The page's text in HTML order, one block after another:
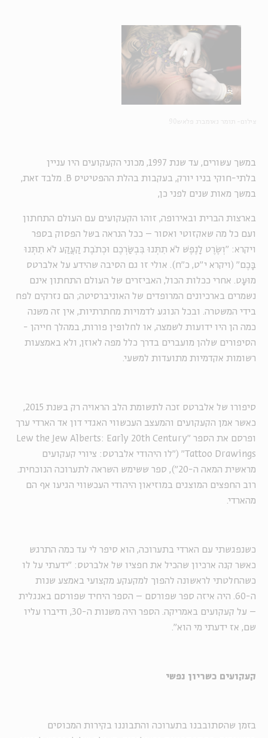
במשך עשורים, עד שנת 1997, מכוני הקעקועים היו עניין
בלתי-חוקי בניו יורק, בעקבות בהלת ההפטיטיס B
. מלבד זאת,
במשך מאות שנים לפני כן,
בארצות הברית ובאירופה, זוהו הקעקועים עם העולם התחתון
ועם כל מה שאקזוטי ואסור – ככל הנראה בשל הפסוק בספר
ויקרא: "וְשֶׂרֶט לָנֶפֶשׁ לֹא תִתְּנוּ בִּבְשַׂרְכֶם וּכְתֹבֶת קַעֲקַע לֹא תִתְּנוּ
בָּכֶם" (ויקרא י"ט, כ"ח). אולי זו גם הסיבה שהידע על אלברטס
מוּעָט. אחרי ככלות הכול, האביזרים של העולם התחתון אינם
נשמרים בארכיונים המרופדים של האוניברסיטה; הם נזרקים לפח
בידי המשטרה. ובכל הנוגע לדמויות מחתרתיות, אין זה משנה
כמה הן היו ידועות לשמצה, או לחלופין פורות, במהלך חייהן -
הסיפורים שלהן מועברים בדרך כלל מפה לאוזן, ולא באמצעות
רשומות אקדמיות מתועדות למשעי.
סיפורו של אלברטס זכה לתשומת הלב הראויה רק בשנת 2015,
כאשר אמן הקעקועים והמעצב העכשווי האגדי דון אד הארדי ערך
ופרסם את הספר "Lew the Jew Alberts: Early 20th Century
Tattoo Drawings " ("לו היהודי אלברטס: ציורי קעקועים
מראשית המאה ה-20"), ספר ששימש השראה לתערוכה הנוכחית.
רוב החפצים המוצגים במוזיאון היהודי העכשווי הגיעו אף הם
מהארדי.
כשנפגשתי עם הארדי בתערוכה, הוא סיפר לי עד כמה התרגש
כאשר קנה ארכיון שהכיל את חפציו של אלברטס: "ידעתי על לו
כשהחלטתי לראשונה להפוך למקעקע מקצועי באמצע שנות
ה-60. היה איזה ספר שפורסם – הספר היחיד שפורסם באנגלית
– על קעקועים באמריקה. הספר היה משנות ה-30, ודיברו עליו
שם, אז ידעתי מי הוא".
קעקועים כשריון נפשי
בזמן שהסתובבנו בתערוכה והתבוננו בקירות המכוסים